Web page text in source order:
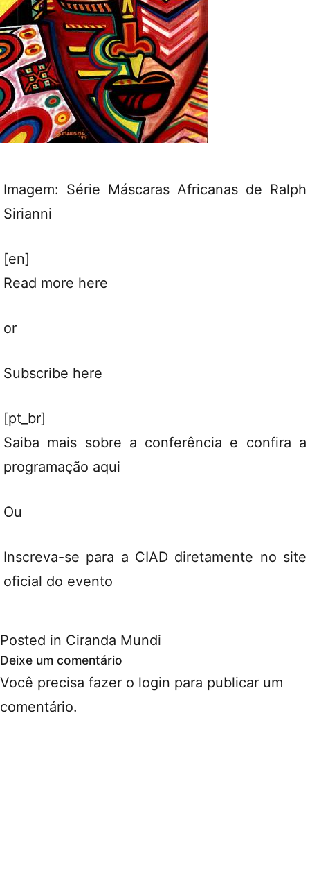
Imagem: Série Máscaras Africanas de Ralph
Sirianni
[en]
Read more here
or
Subscribe here
[pt_br]
Saiba mais sobre a conferência e confira a
programação aqui
Ou
Inscreva-se para a CIAD diretamente no site
oficial do evento
Posted in Ciranda Mundi
Deixe um comentário
Você precisa fazer o login para publicar um
comentário.